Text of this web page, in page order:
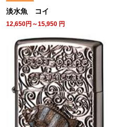
淡水魚 コイ
12,650円～15,950 円